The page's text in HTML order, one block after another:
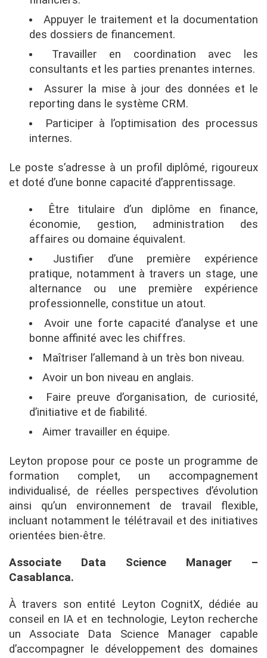
Appuyer le traitement et la documentation
des dossiers de financement.
Travailler en coordination avec les
consultants et les parties prenantes internes.
Assurer la mise à jour des données et le
reporting dans le système CRM.
Participer à l’optimisation des processus
internes.
Le poste s’adresse à un profil diplômé, rigoureux
et doté d’une bonne capacité d’apprentissage.
Être titulaire d’un diplôme en finance,
économie, gestion, administration des
affaires ou domaine équivalent.
Justifier d’une première expérience
pratique, notamment à travers un stage, une
alternance ou une première expérience
professionnelle, constitue un atout.
Avoir une forte capacité d’analyse et une
bonne affinité avec les chiffres.
Maîtriser l’allemand à un très bon niveau.
Avoir un bon niveau en anglais.
Faire preuve d’organisation, de curiosité,
d’initiative et de fiabilité.
Aimer travailler en équipe.
Leyton propose pour ce poste un programme de
formation complet, un accompagnement
individualisé, de réelles perspectives d’évolution
ainsi qu’un environnement de travail flexible,
incluant notamment le télétravail et des initiatives
orientées bien-être.
Associate Data Science Manager –
Casablanca.
À travers son entité Leyton CognitX, dédiée au
conseil en IA et en technologie, Leyton recherche
un Associate Data Science Manager capable
d’accompagner le développement des domaines